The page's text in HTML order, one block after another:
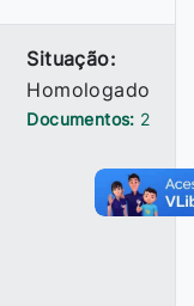
Situação:
Homologado
Documentos: 2